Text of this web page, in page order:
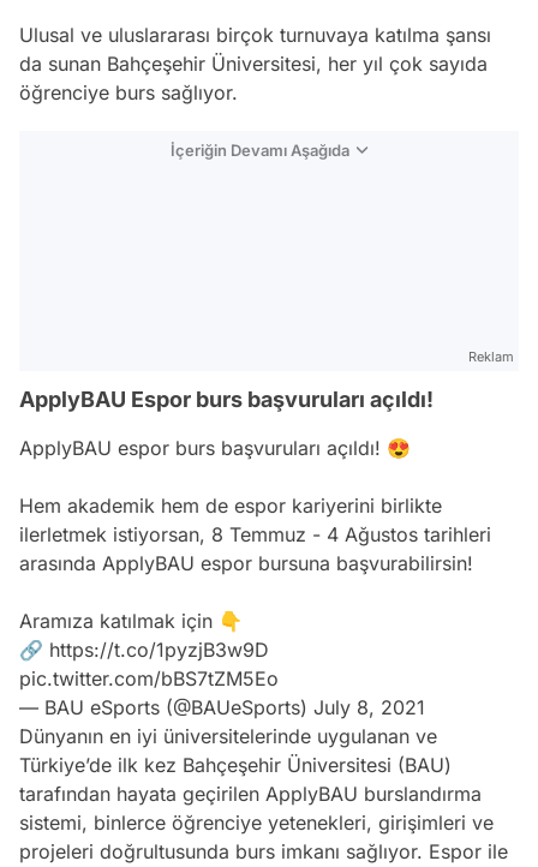
Ulusal ve uluslararası birçok turnuvaya katılma şansı
da sunan Bahçeşehir Üniversitesi, her yıl çok sayıda
öğrenciye burs sağlıyor.
İçeriğin Devamı Aşağıda
Reklam
ApplyBAU Espor burs başvuruları açıldı!
ApplyBAU espor burs başvuruları açıldı! 😍
Hem akademik hem de espor kariyerini birlikte
ilerletmek istiyorsan, 8 Temmuz - 4 Ağustos tarihleri
arasında ApplyBAU espor bursuna başvurabilirsin!
Aramıza katılmak için 👇
🔗 https://t.co/1pyzjB3w9D
pic.twitter.com/bBS7tZM5Eo
— BAU eSports (@BAUeSports) July 8, 2021
Dünyanın en iyi üniversitelerinde uygulanan ve
Türkiye’de ilk kez Bahçeşehir Üniversitesi (BAU)
tarafından hayata geçirilen ApplyBAU burslandırma
sistemi, binlerce öğrenciye yetenekleri, girişimleri ve
projeleri doğrultusunda burs imkanı sağlıyor. Espor ile